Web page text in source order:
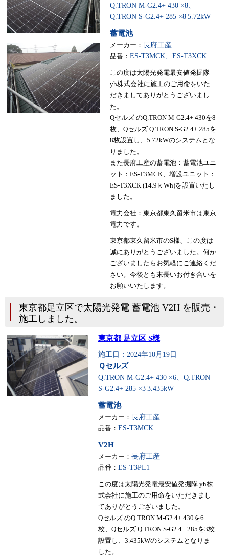
Q.TRON M-G2.4+ 430 ×8、
Q.TRON S-G2.4+ 285 ×8 5.72kW
蓄電池
メーカー： 長府工産
品番： ES-T3MCK、ES-T3XCK
この度は太陽光発電最安値発掘隊
yh株式会社に施工のご用命をいた
だきましてありがとうございまし
た。
Qセルズ のQ.TRON M-G2.4+ 430を8
枚、Qセルズ Q.TRON S-G2.4+ 285を
8枚設置し、5.72kWのシステムとな
りました。
また長府工産の蓄電池：蓄電池ユニ
ット：ES-T3MCK、増設ユニット：
ES-T3XCK (14.9ｋWh)を設置いたし
ました。
電力会社：東京都東久留米市は東京
電力です。
東京都東久留米市のS様、この度は
誠にありがとうございました。何か
ございましたらお気軽にご連絡くだ
さい。今後とも末長いお付き合いを
お願いいたします。
東京都足立区で太陽光発電 蓄電池 V2H を販売・
施工しました。
東京都 足立区 S様
施工日：2024年10月19日
Ｑセルズ
Q.TRON M-G2.4+ 430 ×6、Q.TRON
S-G2.4+ 285 ×3 3.435kW
蓄電池
メーカー： 長府工産
品番： ES-T3MCK
V2H
メーカー： 長府工産
品番： ES-T3PL1
この度は太陽光発電最安値発掘隊 yh株
式会社に施工のご用命をいただきまし
てありがとうございました。
Qセルズ のQ.TRON M-G2.4+ 430を6
枚、Qセルズ Q.TRON S-G2.4+ 285を3枚
設置し、3.435kWのシステムとなりま
した。